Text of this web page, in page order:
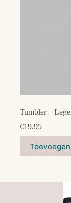
Tumbler –
€19,95